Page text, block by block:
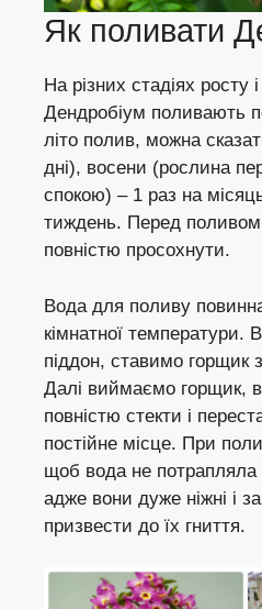
Як поливати
На різних стадіях росту
Дендробіум поливають
літо полив, можна
дні), восени (рослина
спокою) – 1 раз на
тиждень. Перед
повністю просохнути.
Вода для поливу
кімнатної температури.
піддон, ставимо горщик
Далі виймаємо горщик,
повністю стекти і
постійне місце. При
щоб вода не
адже вони дуже ніжні і
призвести до їх гниття.